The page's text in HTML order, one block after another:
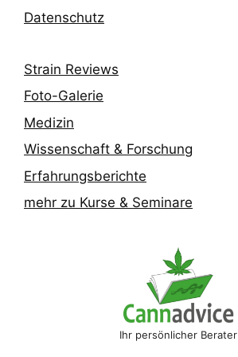
Datenschutz
Strain Reviews
Foto-Galerie
Medizin
Wissenschaft & Forschung
Erfahrungsberichte
mehr zu Kurse & Seminare
Ihr persönlicher Berater